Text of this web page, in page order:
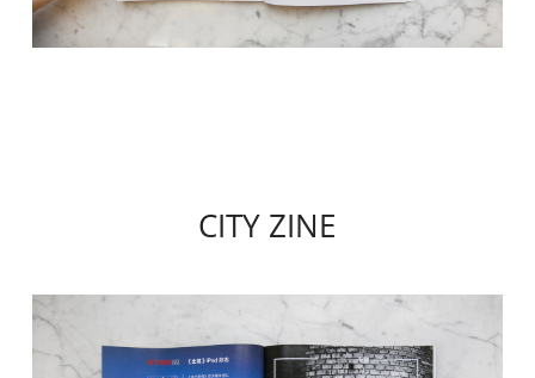
CITY ZINE